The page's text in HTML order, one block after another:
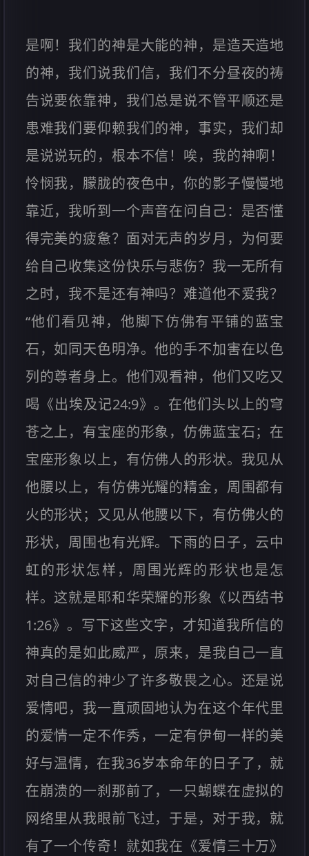
是啊！我们的神是大能的神，是造天造地
的神，我们说我们信，我们不分昼夜的祷
告说要依靠神，我们总是说不管平顺还是
患难我们要仰赖我们的神，事实，我们却
是说说玩的，根本不信！唉，我的神啊！
怜悯我，朦胧的夜色中，你的影子慢慢地
靠近，我听到一个声音在问自己：是否懂
得完美的疲惫？面对无声的岁月，为何要
给自己收集这份快乐与悲伤？我一无所有
之时，我不是还有神吗？难道他不爱我？
“他们看见神，他脚下仿佛有平铺的蓝宝
石，如同天色明净。他的手不加害在以色
列的尊者身上。他们观看神，他们又吃又
喝《出埃及记24:9》。在他们头以上的穹
苍之上，有宝座的形象，仿佛蓝宝石；在
宝座形象以上，有仿佛人的形状。我见从
他腰以上，有仿佛光耀的精金，周围都有
火的形状；又见从他腰以下，有仿佛火的
形状，周围也有光辉。下雨的日子，云中
虹的形状怎样，周围光辉的形状也是怎
样。这就是耶和华荣耀的形象《以西结书
1:26》。写下这些文字，才知道我所信的
神真的是如此威严，原来，是我自己一直
对自己信的神少了许多敬畏之心。还是说
爱情吧，我一直顽固地认为在这个年代里
的爱情一定不作秀，一定有伊甸一样的美
好与温情，在我36岁本命年的日子了，就
在崩溃的一刹那前了，一只蝴蝶在虚拟的
网络里从我眼前飞过，于是，对于我，就
有了一个传奇！就如我在《爱情三十万》